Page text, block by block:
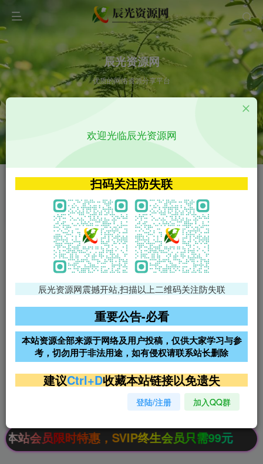
辰光资源网
优质的网络资源分享平台
VIP特权介绍 APP源码
VIP特权介绍
火
VIP特权介绍
影视源码
影视源码
免费领支付宝红包
腾讯轻量4核4G3M服务器38元/
阿里云2核2G200M服务器68元/
年
雨云高防免备案服务器
超低价文字广告位招租 超低价文字广告位招租
超低价文字广告位招租
时特惠，SVIP终生会员只需99元
欢迎光临辰光资源网
扫码关注防失联
辰光资源网震撼开站,扫描以上二维码关注防失联
重要公告-必看
本站资源全部来源于网络及用户投稿，仅供大家学习与参
考，切勿用于非法用途，如有侵权请联系站长删除
建议Ctrl+D收藏本站链接以免遗失
登陆/注册 加入QQ群